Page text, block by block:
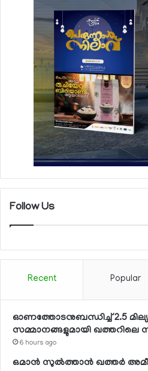
Follow Us
Recent Popular
ഓണത്തോടനുബന്ധിച്ച് 2.5
സമ്മാനങ്ങളുമായി ഖത്തറിലെ
6 hours ago
ഒമാന്‍ സുല്‍ത്താന്‍ ഖത്തര്‍